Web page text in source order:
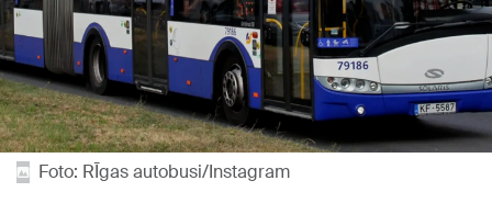
Foto: RĪgas autobusi/Instagram